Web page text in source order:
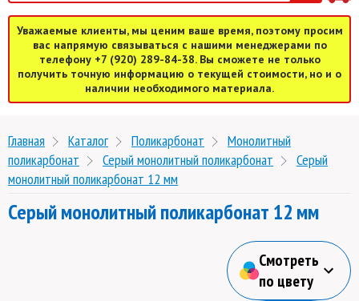
Уважаемые клиенты, мы ценим ваше время, поэтому просим
вас напрямую связываться с нашими менеджерами по
телефону +7 (920) 289-84-38. Вы сможете не только
получить точную информацию о текущей стоимости, но и о
наличии необходимого материала.
Главная Каталог Поликарбонат
Монолитный
поликарбонат
Серый монолитный поликарбонат
Серый
монолитный поликарбонат 12 мм
Серый монолитный поликарбонат 12 мм
Смотреть
по цвету